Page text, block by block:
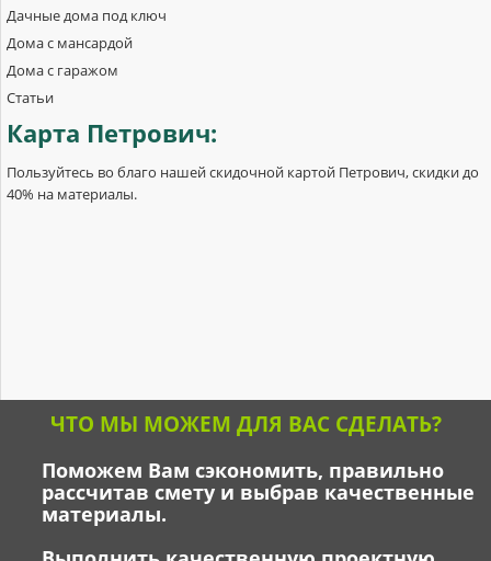
Дачные дома под ключ
Дома с мансардой
Дома с гаражом
Статьи
Карта Петрович:
Пользуйтесь во благо нашей скидочной картой Петрович, скидки до
40% на материалы.
ЧТО МЫ МОЖЕМ ДЛЯ ВАС СДЕЛАТЬ?
Поможем Вам сэкономить, правильно
рассчитав смету и выбрав качественные
материалы.